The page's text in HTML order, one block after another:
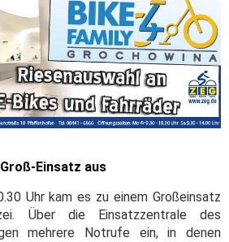
Einsatz aus
Uhr kam es zu einem Großeinsatz
Über die Einsatzzentrale des
mehrere Notrufe ein, in denen